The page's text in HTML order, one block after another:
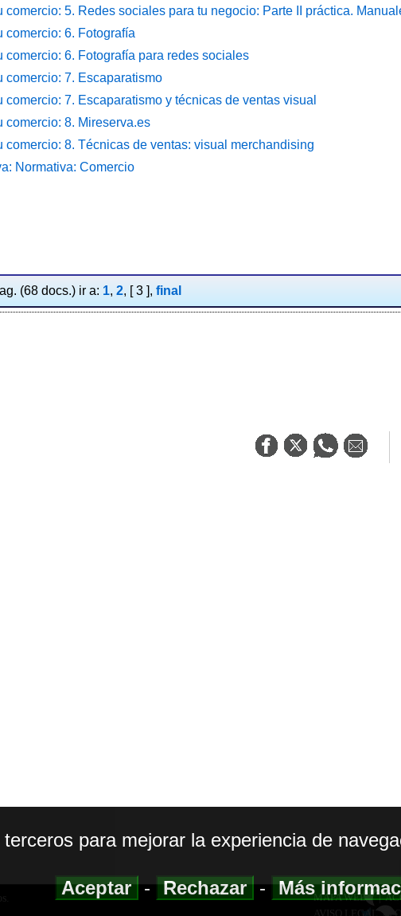
comercio: 5. Redes sociales para tu negocio: Parte II práctica.
comercio: 6. Fotografía
comercio: 6. Fotografía para redes sociales
comercio: 7. Escaparatismo
comercio: 7. Escaparatismo y técnicas de ventas visual
comercio: 8. Mireserva.es
comercio: 8. Técnicas de ventas: visual merchandising
Normativa: Comercio
(68 docs.) ir a: 1, 2, [ 3 ], final
MAPA WEB|
AVISO LEGAL|
para mejorar la experiencia de
Aceptar-Rechazar-Más